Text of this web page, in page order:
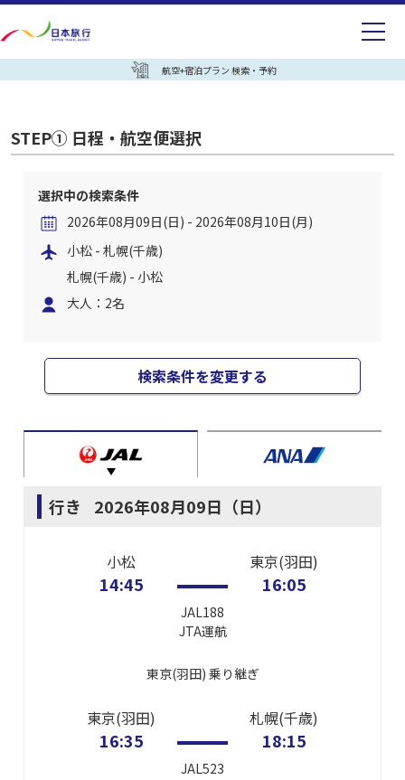
航空+宿泊プラン 検索・予約
STEP① 日程・航空便選択
選択中の検索条件
2026年08月09日(日) - 2026年08月10日(月)
小松 - 札幌(千歳)
札幌(千歳) - 小松
大人：2名
検索条件を変更する
行き 2026年08月09日（日）
小松
14:45
JAL188
JTA運航
東京(羽田)
16:05
東京(羽田) 乗り継ぎ
東京(羽田)
16:35
JAL523
札幌(千歳)
18:15